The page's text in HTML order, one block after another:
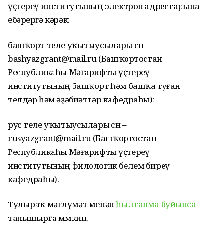
үҫтереү институтының электрон адрестарына
ебәрергә кәрәк:
башҡорт теле уҡытыусылары өсөн –
bashyazgrant@mail.ru (Башҡортостан
Республикаһы Мәғарифты үҫтереү
институтының башҡорт һәм башҡа туған
телдәр һәм әҙәбиәттәр кафедраһы);
рус теле уҡытыусылары өсөн –
rusyazgrant@mail.ru (Башҡортостан
Республикаһы Мәғарифты үҫтереү
институтының филологик белем биреү
кафедраһы).
Тулыраҡ мәғлүмәт менәнһылтанма буйынса
танышырға мөмкин.